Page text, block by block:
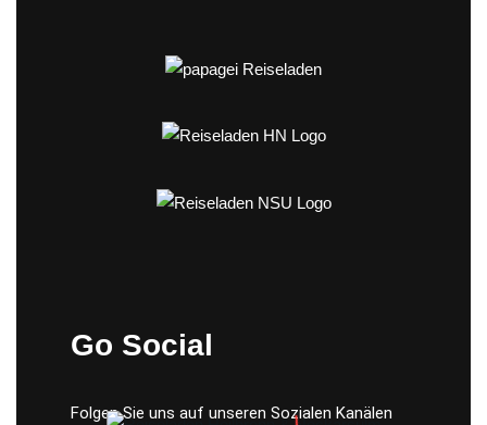
Go Social
Folgen Sie uns auf unseren Sozialen Kanälen